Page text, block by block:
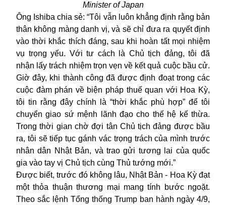
Minister of Japan
Ông Ishiba chia sẻ: “Tôi vẫn luôn khẳng định rằng bản
thân không màng danh vị, và sẽ chỉ đưa ra quyết định
vào thời khắc thích đáng, sau khi hoàn tất mọi nhiệm
vụ trọng yếu. Với tư cách là Chủ tịch đảng, tôi đã
nhận lấy trách nhiệm trọn vẹn về kết quả cuộc bầu cử.
Giờ đây, khi thành công đã được định đoạt trong các
cuộc đàm phán về biện pháp thuế quan với Hoa Kỳ,
tôi tin rằng đây chính là “thời khắc phù hợp” để tôi
chuyển giao sứ mệnh lãnh đạo cho thế hệ kế thừa.
Trong thời gian chờ đợi tân Chủ tịch đảng được bầu
ra, tôi sẽ tiếp tục gánh vác trọng trách của mình trước
nhân dân Nhật Bản, và trao gửi tương lai của quốc
gia vào tay vị Chủ tịch cùng Thủ tướng mới.”
Được biết, trước đó không lâu, Nhật Bản - Hoa Kỳ đạt
một thỏa thuận thương mại mang tính bước ngoặt.
Theo sắc lệnh Tổng thống Trump ban hành ngày 4/9,